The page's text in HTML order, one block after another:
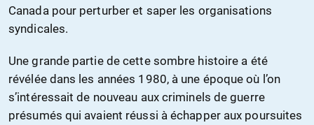
Canada pour perturber et saper les organisations
syndicales.
Une grande partie de cette sombre histoire a été
révélée dans les années 1980, à une époque où l’on
s’intéressait de nouveau aux criminels de guerre
présumés qui avaient réussi à échapper aux poursuites